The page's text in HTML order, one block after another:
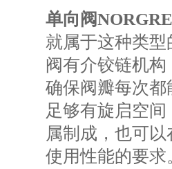
单向阀
就属于这种类
阀有介铰链机
确保阀瓣每次
足够有旋启空
属制成，也可
使用性能的要